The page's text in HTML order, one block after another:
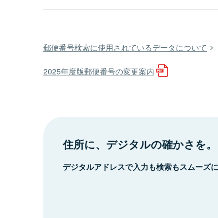
郵便番号検索に使用されているデータについて
2025年度版郵便番号の変更案内
住所に、デジタルの確かさを。
デジタルアドレスで入力も検索もスムーズ